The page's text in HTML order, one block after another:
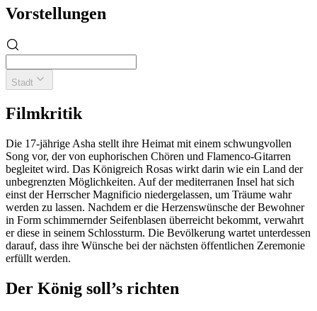
Vorstellungen
Stadt
Filmkritik
Die 17-jährige Asha stellt ihre Heimat mit einem schwungvollen
Song vor, der von euphorischen Chören und Flamenco-Gitarren
begleitet wird. Das Königreich Rosas wirkt darin wie ein Land der
unbegrenzten Möglichkeiten. Auf der mediterranen Insel hat sich
einst der Herrscher Magnificio niedergelassen, um Träume wahr
werden zu lassen. Nachdem er die Herzenswünsche der Bewohner
in Form schimmernder Seifenblasen überreicht bekommt, verwahrt
er diese in seinem Schlossturm. Die Bevölkerung wartet unterdessen
darauf, dass ihre Wünsche bei der nächsten öffentlichen Zeremonie
erfüllt werden.
Der König soll’s richten